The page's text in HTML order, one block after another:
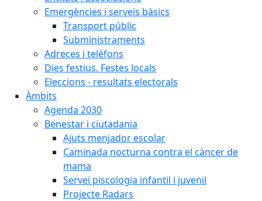
Emergències i serveis bàsics
Transport públic
Subministraments
Adreces i telèfons
Dies festius. Festes locals
Eleccions - resultats electorals
Àmbits
Agenda 2030
Benestar i ciutadania
Ajuts menjador escolar
Caminada nocturna contra el càncer de
mama
Servei piscologia infantil i juvenil
Projecte Radars